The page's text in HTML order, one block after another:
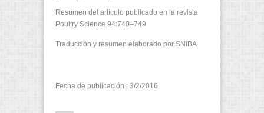
Resumen del artículo publicado en la revista
Poultry Science 94:740–749
Traducción y resumen elaborado por SNiBA
Fecha de publicación : 3/2/2016